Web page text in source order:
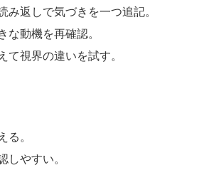
み返しで気づきを一つ追記。
な動機を再確認。
て視界の違いを試す。
る。
しやすい。